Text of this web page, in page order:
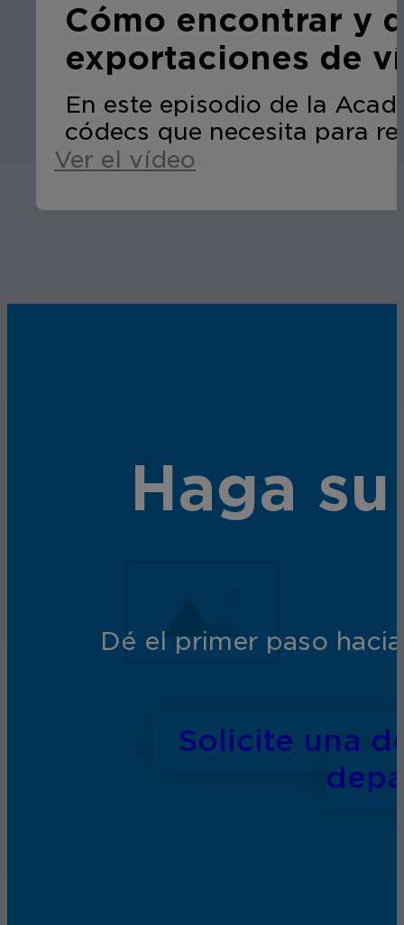
Cómo encontrar y
exportaciones de
En este episodio de la
códecs que necesita para
Ver el vídeo
Haga
Dé el primer paso
Solicite una